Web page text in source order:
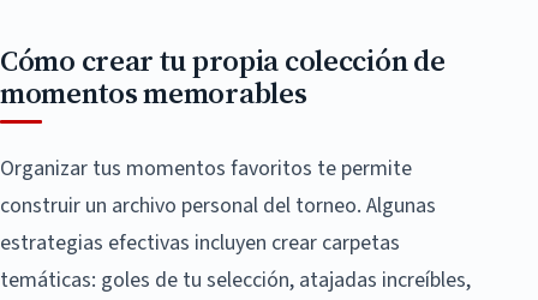
Cómo crear tu propia colección de
momentos memorables
Organizar tus momentos favoritos te permite
construir un archivo personal del torneo. Algunas
estrategias efectivas incluyen crear carpetas
temáticas: goles de tu selección, atajadas increíbles,